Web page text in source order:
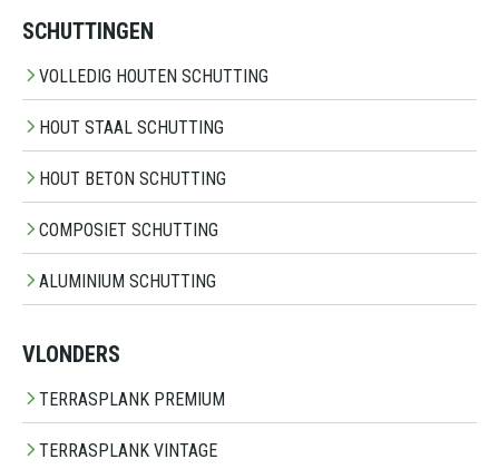
SCHUTTINGEN
VOLLEDIG HOUTEN SCHUTTING
HOUT STAAL SCHUTTING
HOUT BETON SCHUTTING
COMPOSIET SCHUTTING
ALUMINIUM SCHUTTING
VLONDERS
TERRASPLANK PREMIUM
TERRASPLANK VINTAGE